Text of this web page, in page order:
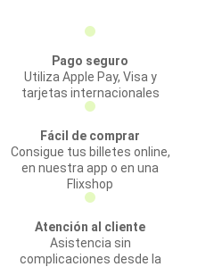
Pago seguro
Utiliza Apple Pay, Visa y
tarjetas internacionales
Fácil de comprar
Consigue tus billetes online,
en nuestra app o en una
Flixshop
Atención al cliente
Asistencia sin
complicaciones desde la